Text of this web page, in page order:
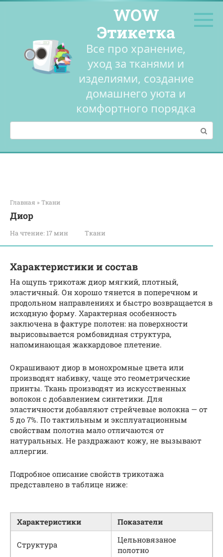
Перейти
WOW
Этикетка
Все про хранение,
уход за тканями и
изделиями, создание
домашнего уюта и
комфортного порядка
Поиск:
Главная » Ткани
Диор
На чтение: 17 мин Ткани
Характеристики и состав
На ощупь трикотаж диор мягкий, плотный,
эластичный. Он хорошо тянется в поперечном и
продольном направлениях и быстро возвращается в
исходную форму. Характерная особенность
заключена в фактуре полотен: на поверхности
вырисовывается ромбовидная структура,
напоминающая жаккардовое плетение.
Окрашивают диор в монохромные цвета или
производят набивку, чаще это геометрические
принты. Ткань производят из искусственных
волокон с добавлением синтетики. Для
эластичности добавляют стрейчевые волокна — от
5 до 7%. По тактильным и эксплуатационным
свойствам полотна мало отличаются от
натуральных. Не раздражают кожу, не вызывают
аллергии.
Подробное описание свойств трикотажа
представлено в таблице ниже:
Характеристики Показатели
Структура
Цельновязаное
полотно